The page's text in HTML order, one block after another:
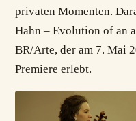
privaten Momenten.
Hahn – Evolution of an
BR/Arte, der am 7. Mai
Premiere erlebt.